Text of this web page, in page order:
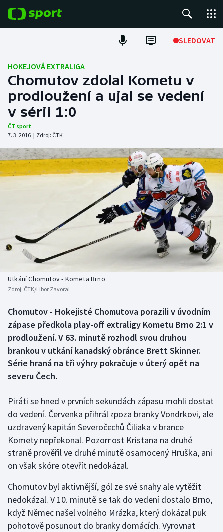
SLEDOVAT
Fotbal
Hokej
Tenis
Atletika
Cyklistika
DALŠÍ SPORTY
Baseball a softbal
Basketbal
Biatlon
Box
Curling
Dostihy
Florbal
Golf
Gymnastika
Házená
Jezdectví
Historické návraty
Aplikace ČT sport
HOKEJOVÁ EXTRALIGA
Chomutov zdolal Kometu v
prodloužení a ujal se vedení
v sérii 1:0
ČT sport
7. 3. 2016 | Zdroj: ČTK
Utkání Chomutov - Kometa Brno
Zdroj: ČTK/Libor Zavoral
Chomutov - Hokejisté Chomutova porazili v úvodním
zápase předkola play-off extraligy Kometu Brno 2:1 v
prodloužení. V 63. minutě rozhodl svou druhou
brankou v utkání kanadský obránce Brett Skinner.
Série hraná na tři výhry pokračuje v úterý opět na
severu Čech.
Piráti se hned v prvních sekundách zápasu mohli dostat
do vedení. Červenka přihrál zpoza branky Vondrkovi, ale
uzdravený kapitán Severočechů Čiliaka v brance
Komety nepřekonal. Pozornost Kristana na druhé
straně prověřil ve druhé minutě osamocený Hruška, ani
on však skóre otevřít nedokázal.
Chomutov byl aktivnější, gól ze své snahy ale vytěžit
nedokázal. V 10. minutě se tak do vedení dostalo Brno,
když Němec našel volného Mrázka, který dokázal puk
pohotově posunout do branky domácích. Vyrovnat